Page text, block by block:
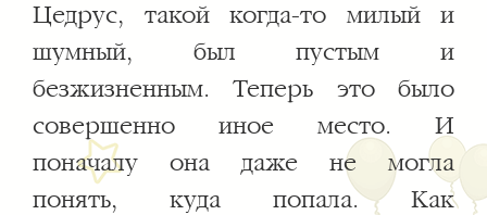
Цедрус, такой когда-то милый и
шумный, был пустым и
безжизненным. Теперь это было
совершенно иное место. И
поначалу она даже не могла
понять, куда попала. Как